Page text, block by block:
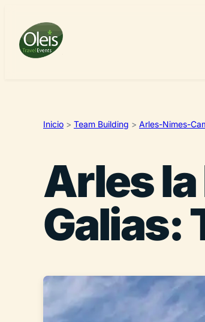
Inicio > Team Building > Arles-Nimes-
Arles la
Galias: